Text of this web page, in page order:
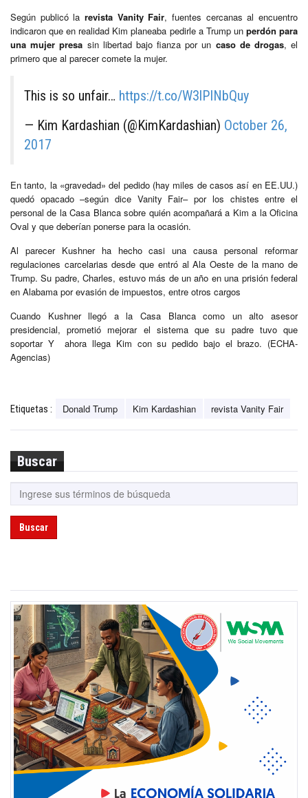
Según publicó la revista Vanity Fair, fuentes cercanas al encuentro
indicaron que en realidad Kim planeaba pedirle a Trump un perdón para
una mujer presa sin libertad bajo fianza por un caso de drogas, el
primero que al parecer comete la mujer.
This is so unfair… https://t.co/W3lPINbQuy
— Kim Kardashian (@KimKardashian) October 26,
2017
En tanto, la «gravedad» del pedido (hay miles de casos así en EE.UU.)
quedó opacado –según dice Vanity Fair– por los chistes entre el
personal de la Casa Blanca sobre quién acompañará a Kim a la Oficina
Oval y que deberían ponerse para la ocasión.
Al parecer Kushner ha hecho casi una causa personal reformar
regulaciones carcelarias desde que entró al Ala Oeste de la mano de
Trump. Su padre, Charles, estuvo más de un año en una prisión federal
en Alabama por evasión de impuestos, entre otros cargos
Cuando Kushner llegó a la Casa Blanca como un alto asesor
presidencial, prometió mejorar el sistema que su padre tuvo que
soportar Y ahora llega Kim con su pedido bajo el brazo. (ECHA-
Agencias)
Etiquetas : Donald Trump Kim Kardashian revista Vanity Fair
Buscar
Buscar